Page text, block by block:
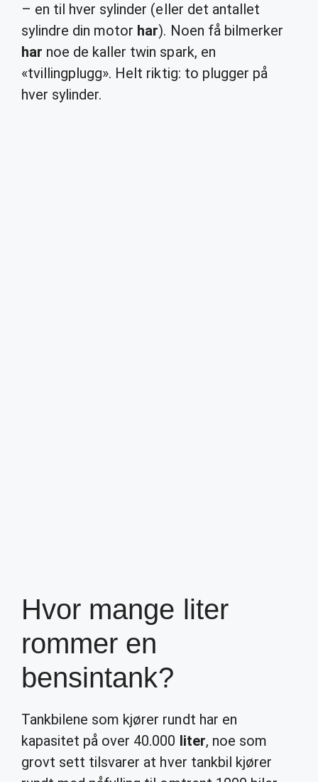
– en til hver sylinder (eller det antallet
sylindre din motor har). Noen få bilmerker
har noe de kaller twin spark, en
«tvillingplugg». Helt riktig: to plugger på
hver sylinder.
Hvor mange liter
rommer en
bensintank?
Tankbilene som kjører rundt har en
kapasitet på over 40.000 liter, noe som
grovt sett tilsvarer at hver tankbil kjører